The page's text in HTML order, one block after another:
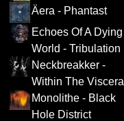
Äera - Phantast
Echoes Of A Dying
World - Tribulation
Neckbreakker -
Within The Viscera
Monolithe - Black
Hole District